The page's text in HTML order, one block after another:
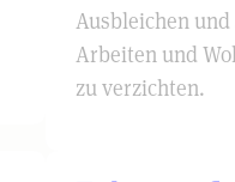
Ausbleichen
Arbeiten und
zu verzichten.